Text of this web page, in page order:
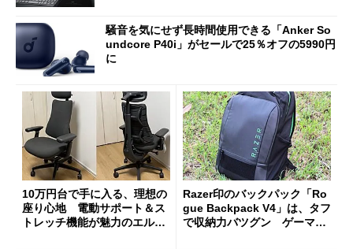
騒音を気にせず長時間使用できる「Anker So
undcore P40i」がセールで25％オフの5990円
に
10万円台で手に入る、理想の
座り心地 電動サポート＆ス
トレッチ機能が魅力のエルゴ
Razer印のバックパック「Ro
gue Backpack V4」は、タフ
で収納力バツグン ゲーマー